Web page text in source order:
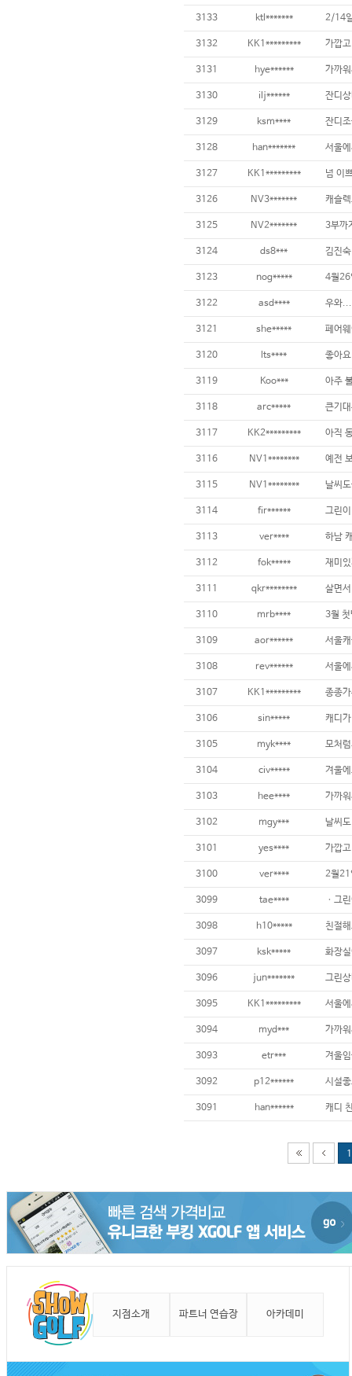
3133 ktl******* 2/14
3132 KK1*********
3131 hye******
3130 ilj******
3129 ksm****
3128 han*******
3127 KK1********* 넘 이
3126 NV3*******
3125 NV2*******
3124 ds8***
3123 nog***** 4월26
3122 asd****
3121 she*****
3120 lts****
3119 Koo*** 아주
3118 arc*****
3117 KK2*********
3116 NV1********
3115 NV1********
3114 fir******
3113 ver**** 하남
3112 fok***** 재미
3111 qkr********
3110 mrb****
3109 aor******
3108 rev******
3107 KK1*********
3106 sin*****
3105 myk****
3104 civ*****
3103 hee**** 가까
3102 mgy*** 날씨
3101 yes**** 가깝
3100 ver****
3099 tae****
3098 h10***** 친절
3097 ksk*****
3096 jun*******
3095 KK1*********
3094 myd***
3093 etr***
3092 p12******
3091 han******
1
지점소개 파트너 연습장 아카데미